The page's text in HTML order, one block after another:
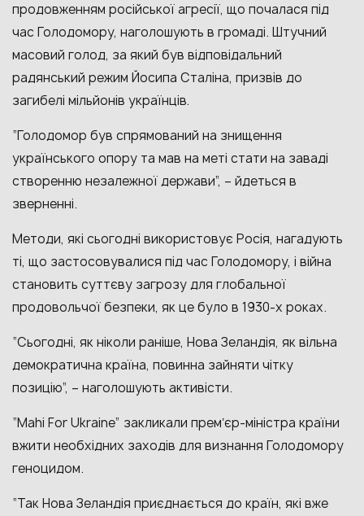
продовженням російської агресії, що почалася під
час Голодомору, наголошують в громаді. Штучний
масовий голод, за який був відповідальний
радянський режим Йосипа Сталіна, призвів до
загибелі мільйонів українців.
“Голодомор був спрямований на знищення
українського опору та мав на меті стати на заваді
створенню незалежної держави”, – йдеться в
зверненні.
Методи, які сьогодні використовує Росія, нагадують
ті, що застосовувалися під час Голодомору, і війна
становить суттєву загрозу для глобальної
продовольчої безпеки, як це було в 1930-х роках.
“Сьогодні, як ніколи раніше, Нова Зеландія, як вільна
демократична країна, повинна зайняти чітку
позицію”, – наголошують активісти.
“Mahi For Ukraine” закликали премʼєр-міністра країни
вжити необхідних заходів для визнання Голодомору
геноцидом.
“Так Нова Зеландія приєднається до країн, які вже